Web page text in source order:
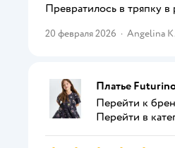
Превратилось в тряпку
20 февраля 2026 · Angelina K.
Платье
Перейти к
Перейти в